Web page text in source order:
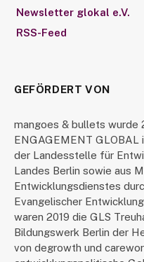
Newsletter glokal e.V.
RSS-Feed
GEFÖRDERT VON
mangoes & bullets
ENGAGEMENT
der Landesstelle für
Landes Berlin sowie aus
Entwicklungsdienstes
Evangelischer
waren 2019 die GLS
Bildungswerk Berlin der
von degrowth und